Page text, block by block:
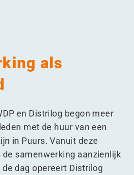
als
en Distrilog begon meer
met de huur van een
in Puurs. Vanuit deze
samenwerking aanzienlijk
dag opereert Distrilog